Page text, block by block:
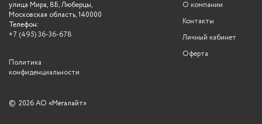
О компании
Контакты
Личный кабинет
Оферта
улица Мира, 8Б, Люберцы,
Московская область, 140000
Телефон:
+7 (495) 36-36-678
Политика
конфиденциальности
© 2026 АО «Мегалайт»